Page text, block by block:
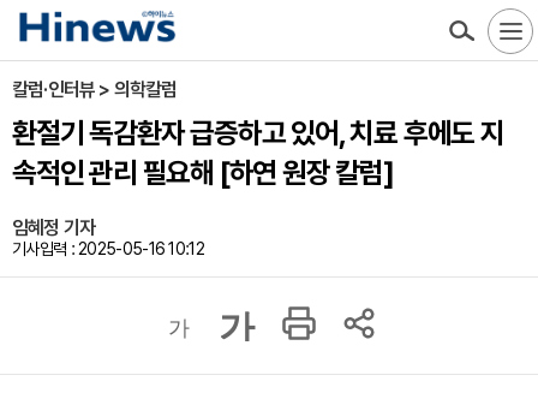
칼럼·인터뷰 > 의학칼럼
환절기 독감환자 급증하고 있어, 치료 후에도 지
속적인 관리 필요해 [하연 원장 칼럼]
임혜정 기자
기사입력 : 2025-05-16 10:12
가 가